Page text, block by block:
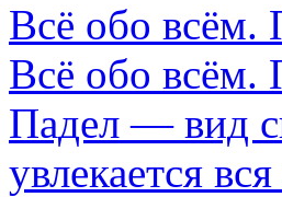
Всё обо всём.
Всё обо всём.
Падел — вид
увлекается